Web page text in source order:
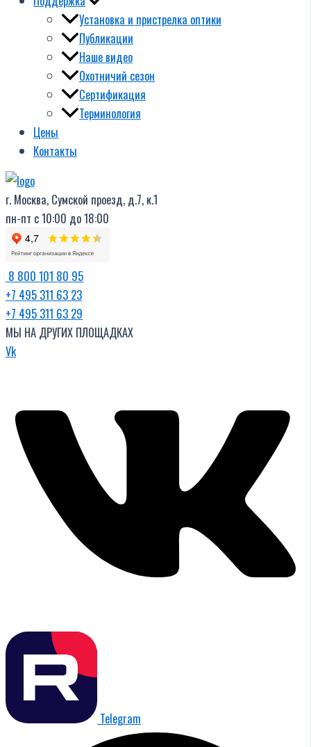
Установка и пристрелка оптики
Публикации
Наше видео
Охотничий сезон
Сертификация
Терминология
Цены
Контакты
г. Москва, Сумской проезд, д.7, к.1
пн-пт с 10:00 до 18:00
8 800 101 80 95
+7 495 311 63 23
+7 495 311 63 29
МЫ НА ДРУГИХ ПЛОЩАДКАХ
Vk
Telegram